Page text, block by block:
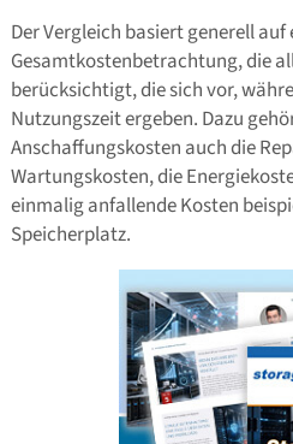
Der Vergleich basiert generell auf
Gesamtkostenbetrachtung, die
berücksichtigt, die sich vor,
Nutzungszeit ergeben. Dazu
Anschaffungskosten auch die
Wartungskosten, die
einmalig anfallende Kosten
Speicherplatz.